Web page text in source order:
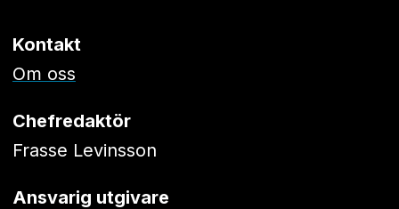
Kontakt
Om oss
Chefredaktör
Frasse Levinsson
Ansvarig utgivare